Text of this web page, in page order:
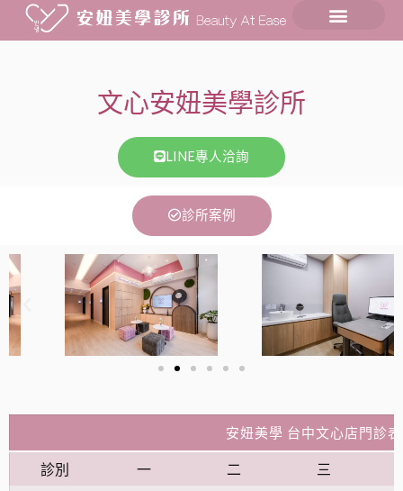
文心安妞美學診所
LINE專人洽詢​
診所案例
安妞美學 台中文心店門診
診別 一 二 三